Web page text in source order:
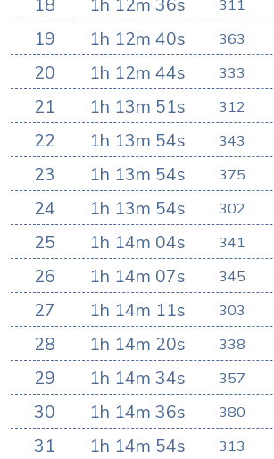
18 1h 12m 36s 311
19 1h 12m 40s 363
20 1h 12m 44s 333
21 1h 13m 51s 312
22 1h 13m 54s 343
23 1h 13m 54s 375
24 1h 13m 54s 302
25 1h 14m 04s 341
26 1h 14m 07s 345
27 1h 14m 11s 303
28 1h 14m 20s 338
29 1h 14m 34s 357
30 1h 14m 36s 380
31 1h 14m 54s 313